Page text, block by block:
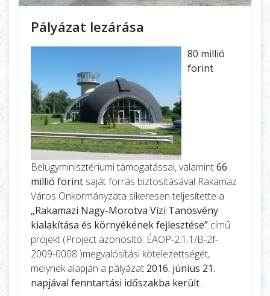
Pályázat lezárása
80 millió
forint
Belügyminisztériumi támogatással, valamint66
millió forint saját forrás biztosításával Rakamaz
Város Önkormányzata sikeresen teljesítette a
„Rakamazi Nagy-Morotva Vízi Tanösvény
kialakítása és környékének fejlesztése” című
projekt (Project azonosító: ÉAOP-2.1.1/B-2f-
2009-0008 )megvalósítási kötelezettségét,
melynek alapján a pályázat 2016. június 21.
napjával fenntartási időszakba került.